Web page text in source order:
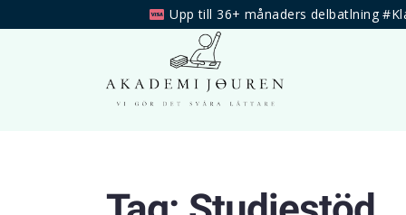
Upp till 36+ månaders delbatlning